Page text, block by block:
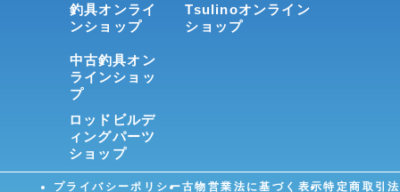
釣具オンライ
ンショップ
中古釣具オン
ラインショッ
プ
ロッドビルデ
ィングパーツ
ショップ
Tsulinoオンライン
ショップ
プライバシーポリシー古物営業法に基づく表示特定商取引